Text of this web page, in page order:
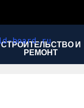
СТРОИТЕЛЬСТВО И
РЕМОНТ